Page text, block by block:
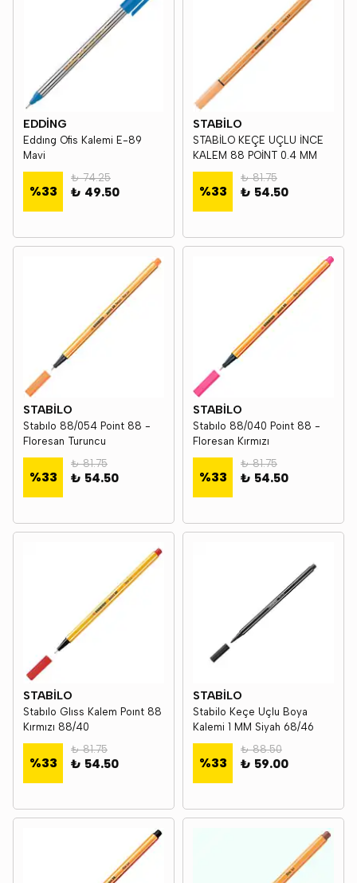
EDDİNG
Eddıng Ofis Kalemi E-89
Mavi
%33
₺ 74.25
₺ 49.50
STABİLO
STABİLO KEÇE UÇLU İNCE
KALEM 88 POİNT 0.4 MM
%33
₺ 81.75
₺ 54.50
STABİLO
Stabılo 88/054 Point 88 -
Floresan Turuncu
%33
₺ 81.75
₺ 54.50
STABİLO
Stabılo 88/040 Point 88 -
Floresan Kırmızı
%33
₺ 81.75
₺ 54.50
STABİLO
Stabılo Glıss Kalem Poınt 88
Kırmızı 88/40
%33
₺ 81.75
₺ 54.50
STABİLO
Stabilo Keçe Uçlu Boya
Kalemi 1 MM Siyah 68/46
%33
₺ 88.50
₺ 59.00